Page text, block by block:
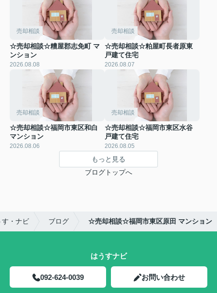
売却相談
☆売却相談☆糟屋郡志免町 マ
ンション
2026.08.08
売却相談
☆売却相談☆粕屋町長者原東
戸建て住宅
2026.08.07
売却相談
☆売却相談☆福岡市東区和白
マンション
2026.08.06
売却相談
☆売却相談☆福岡市東区水谷
戸建て住宅
2026.08.05
もっと見る
ブログトップへ
す・ナビ ブログ ☆売却相談☆福岡市東区原田 マンション
はうすナビ
092-624-0039 お問い合わせ